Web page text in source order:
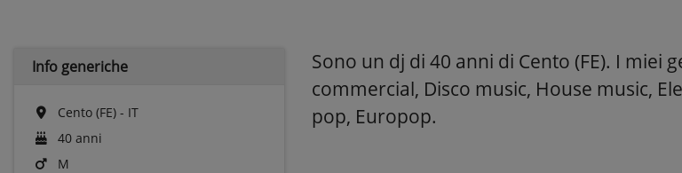
Info generiche
Cento (FE) - IT
40 anni
M
Sono un dj di 40 anni di Cento (FE). I miei
commercial, Disco music, House music,
pop, Europop.